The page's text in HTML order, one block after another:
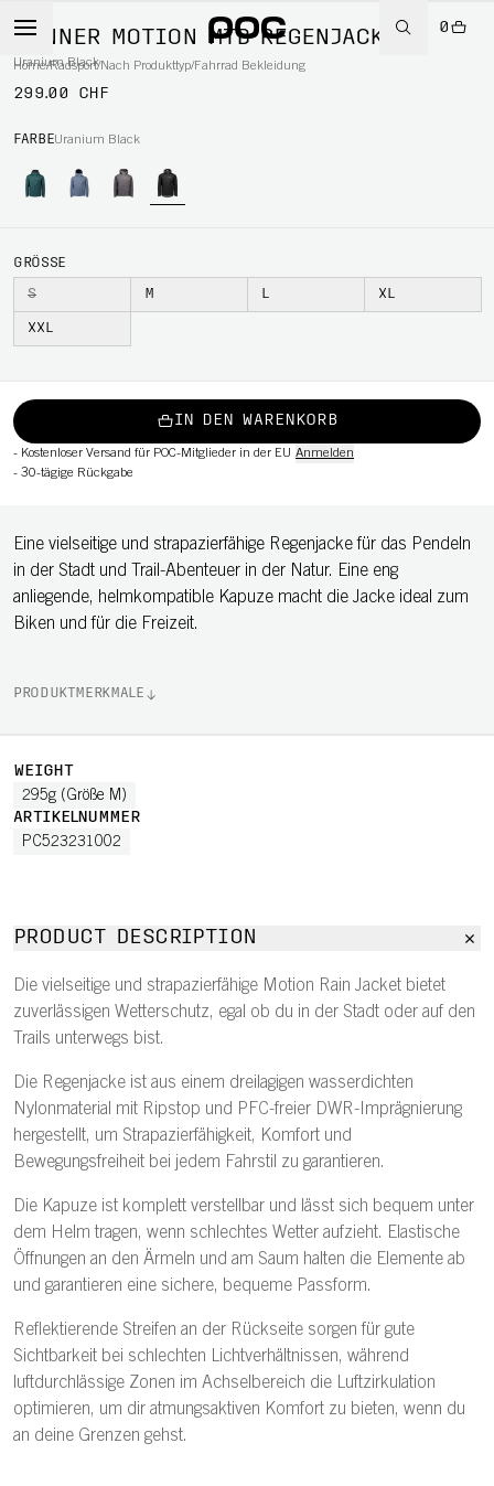
0
Home/Radsport/Nach Produkttyp/Fahrrad Bekleidung
MÄNNER MOTION MTB REGENJACKE
Uranium Black
299.00 CHF
FARBEUranium Black
GRÖSSE
S M L XL
XXL
IN DEN WARENKORB
- Kostenloser Versand für POC-Mitglieder in der EU Anmelden
- 30-tägige Rückgabe
Eine vielseitige und strapazierfähige Regenjacke für das Pendeln
in der Stadt und Trail-Abenteuer in der Natur. Eine eng
anliegende, helmkompatible Kapuze macht die Jacke ideal zum
Biken und für die Freizeit.
PRODUKTMERKMALE
WEIGHT
295g (Größe M)
ARTIKELNUMMER
PC523231002
PRODUCT DESCRIPTION
Die vielseitige und strapazierfähige Motion Rain Jacket bietet
zuverlässigen Wetterschutz, egal ob du in der Stadt oder auf den
Trails unterwegs bist.
Die Regenjacke ist aus einem dreilagigen wasserdichten
Nylonmaterial mit Ripstop und PFC-freier DWR-Imprägnierung
hergestellt, um Strapazierfähigkeit, Komfort und
Bewegungsfreiheit bei jedem Fahrstil zu garantieren.
Die Kapuze ist komplett verstellbar und lässt sich bequem unter
dem Helm tragen, wenn schlechtes Wetter aufzieht. Elastische
Öffnungen an den Ärmeln und am Saum halten die Elemente ab
und garantieren eine sichere, bequeme Passform.
Reflektierende Streifen an der Rückseite sorgen für gute
Sichtbarkeit bei schlechten Lichtverhältnissen, während
luftdurchlässige Zonen im Achselbereich die Luftzirkulation
optimieren, um dir atmungsaktiven Komfort zu bieten, wenn du
an deine Grenzen gehst.